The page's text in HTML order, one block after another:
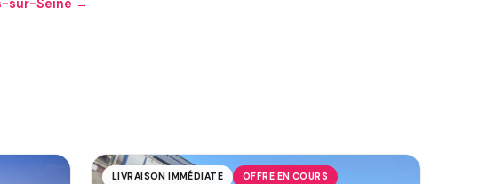
sur-Seine →
LIVRAISON IMMÉDIATE OFFRE EN COURS